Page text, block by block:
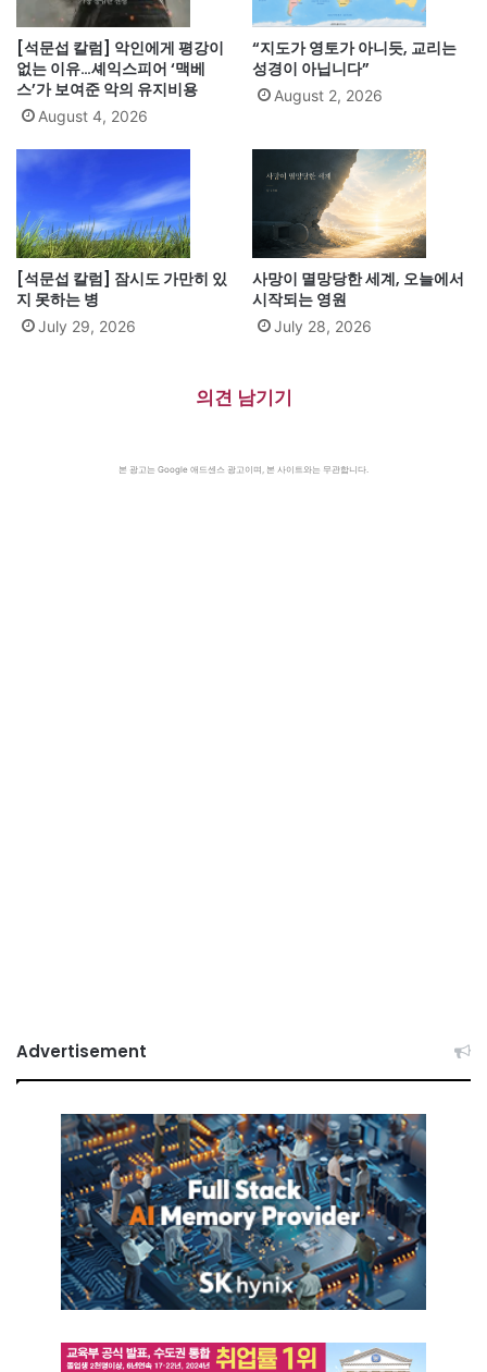
[석문섭 칼럼] 악인에게 평강이
없는 이유…셰익스피어 ‘맥베
스’가 보여준 악의 유지비용
August 4, 2026
“지도가 영토가 아니듯, 교리는
성경이 아닙니다”
August 2, 2026
[석문섭 칼럼] 잠시도 가만히 있
지 못하는 병
July 29, 2026
사망이 멸망당한 세계, 오늘에서
시작되는 영원
July 28, 2026
의견 남기기
본 광고는 Google 애드센스 광고이며, 본 사이트와는 무관합니다.
Advertisement